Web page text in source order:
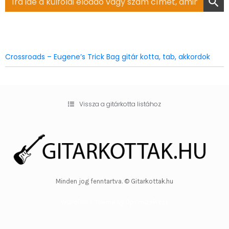
for:
Crossroads – Eugene’s Trick Bag gitár kotta, tab, akkordok
Vissza a gitárkotta listához
Minden jog fenntartva. © Gitarkottak.hu